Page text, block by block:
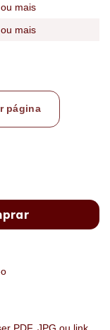
mais
mais
página
PDF, JPG ou link